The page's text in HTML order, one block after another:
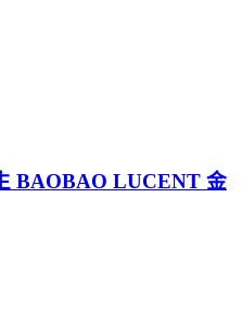
BAOBAO LUCENT 金